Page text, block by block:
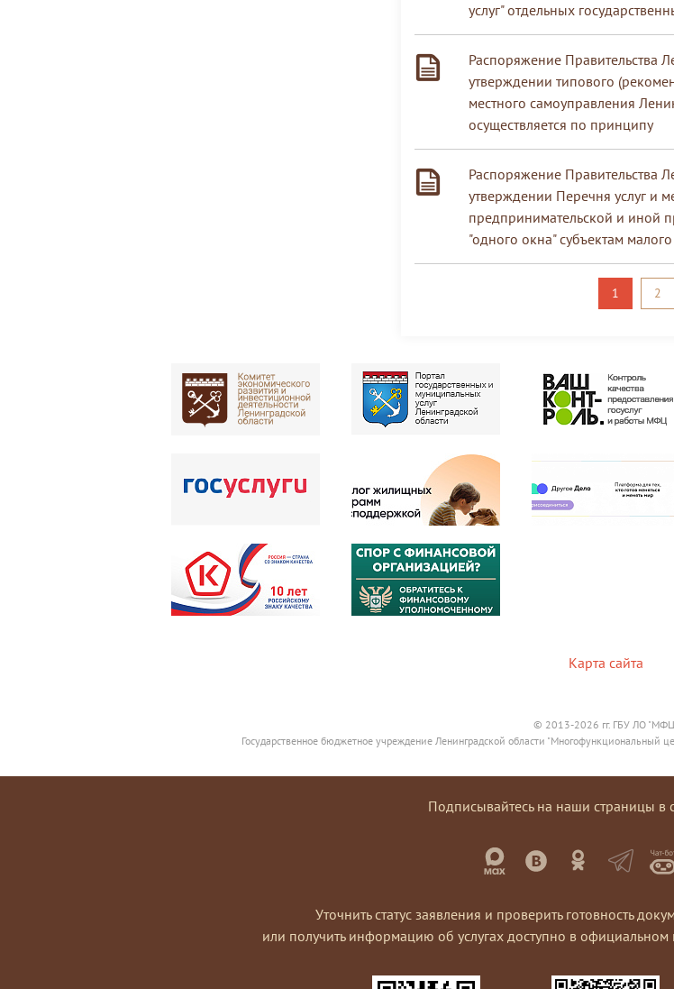
услуг" отдельных
Распоряжение Правительства
утверждении типового
местного самоуправления
осуществляется по принципу
Распоряжение Правительства
утверждении Перечня услуг и
предпринимательской и иной
"одного окна" субъектам
1 2
Карта сайта
© 2013-2026 гг. ГБУ ЛО
Государственное бюджетное учреждение Ленинградской области "Многофункциональный
Подписывайтесь на наши страницы в
Уточнить статус заявления и проверить готовность
или получить информацию об услугах доступно в